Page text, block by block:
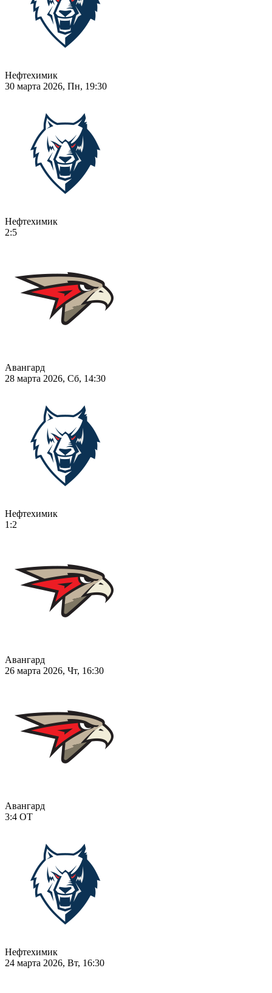
Нефтехимик
30 марта 2026, Пн, 19:30
Нефтехимик
2:5
Авангард
28 марта 2026, Сб, 14:30
Нефтехимик
1:2
Авангард
26 марта 2026, Чт, 16:30
Авангард
3:4 ОТ
Нефтехимик
24 марта 2026, Вт, 16:30